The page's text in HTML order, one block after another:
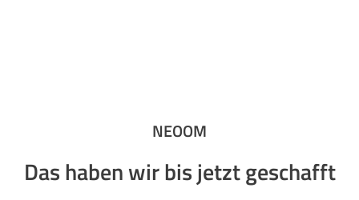
NEOOM
Das haben wir bis jetzt geschafft